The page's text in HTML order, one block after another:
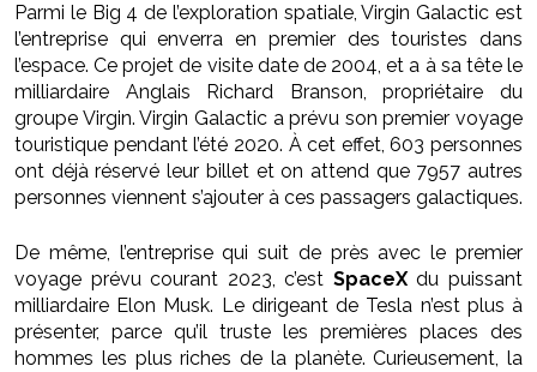
Parmi le Big 4 de l’exploration spatiale, Virgin Galactic est
l’entreprise qui enverra en premier des touristes dans
l’espace. Ce projet de visite date de 2004, et a à sa tête le
milliardaire Anglais Richard Branson, propriétaire du
groupe Virgin. Virgin Galactic a prévu son premier voyage
touristique pendant l’été 2020. À cet effet, 603 personnes
ont déjà réservé leur billet et on attend que 7957 autres
personnes viennent s’ajouter à ces passagers galactiques.
De même, l’entreprise qui suit de près avec le premier
voyage prévu courant 2023, c’est SpaceXdu puissant
milliardaire Elon Musk. Le dirigeant de Tesla n’est plus à
présenter, parce qu’il truste les premières places des
hommes les plus riches de la planète. Curieusement, la